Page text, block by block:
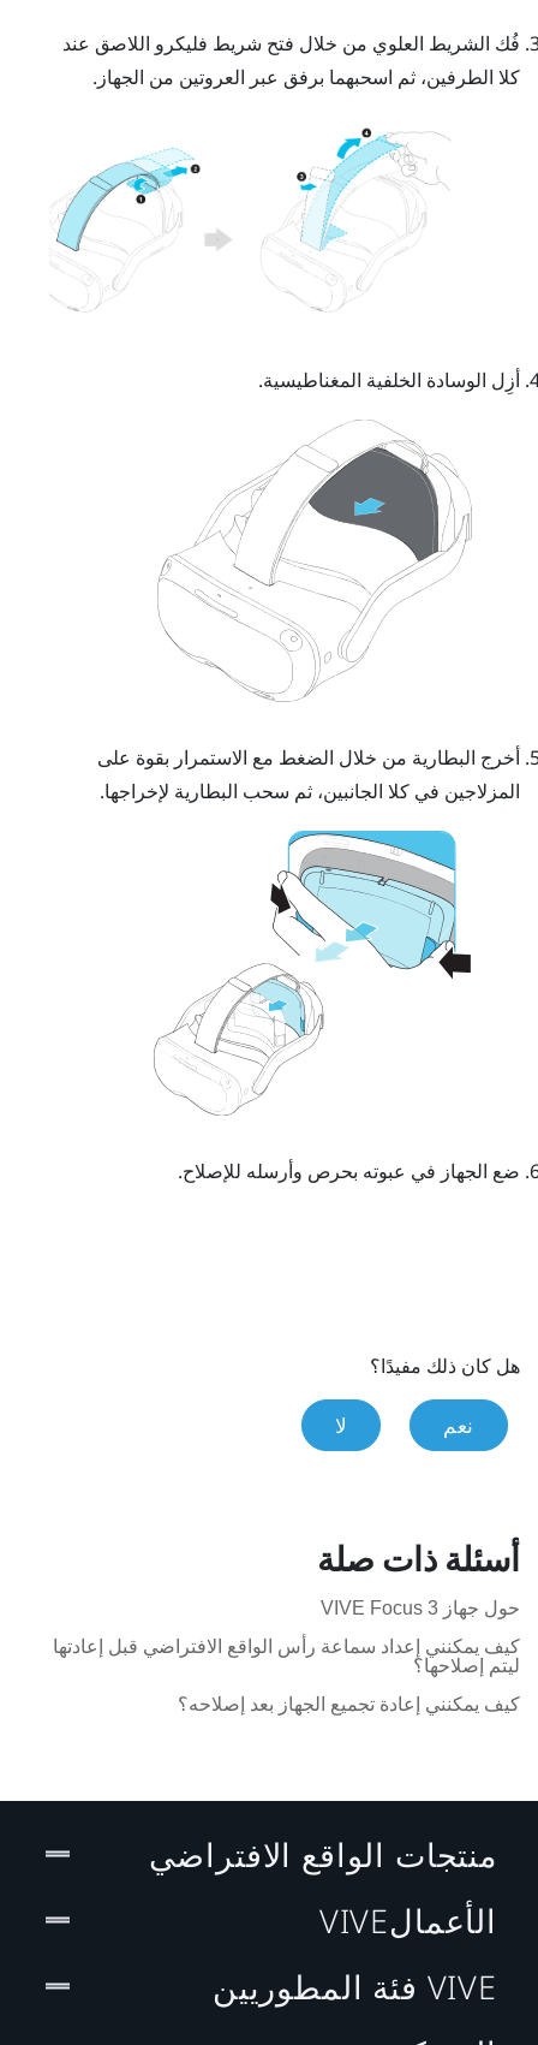
فُك الشريط العلوي من خلال فتح شريط فليكرو اللاصق عند
كلا الطرفين، ثم اسحبهما برفق عبر العروتين من الجهاز.
أزِل الوسادة الخلفية المغناطيسية.
أخرج البطارية من خلال الضغط مع الاستمرار بقوة على
المزلاجين في كلا الجانبين، ثم سحب البطارية لإخراجها.
ضع الجهاز في عبوته بحرص وأرسله للإصلاح.
هل كان ذلك مفيدًا؟
نعم لا
أسئلة ذات صلة
حول جهاز VIVE Focus 3
كيف يمكنني إعداد سماعة رأس الواقع الافتراضي قبل إعادتها
ليتم إصلاحها؟
كيف يمكنني إعادة تجميع الجهاز بعد إصلاحه؟
منتجات الواقع الافتراضي
الأعمالVIVE
VIVE فئة المطوريين